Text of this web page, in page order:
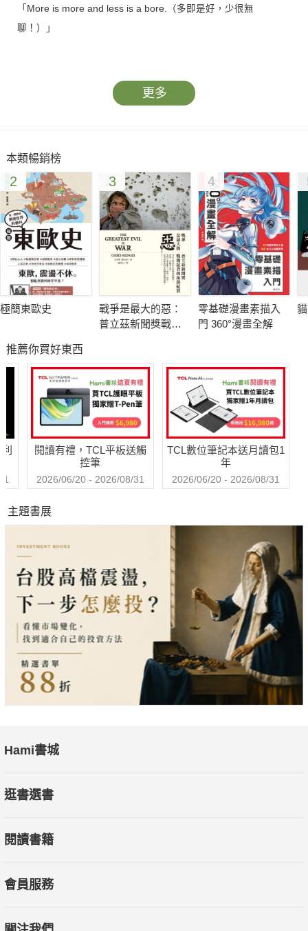
「More is more and less is a bore.（多即是好，少很無
聊！）」
──這是艾瑞絲・埃普菲爾（Iris Apfel, 1921–2024）一生的實踐
世界上最老的年輕人，在全球熱搜高度十分火紅的高齡102歲時
尚阿嬤艾瑞絲．埃普菲爾在2024年3月1日告別了人世，但她留下
來的思想與視覺遺產，使恭逢其盛世的我輩深獲啟發且受益無
窮。她對時尚那種鮮明果敢無畏的詮釋深植你我心中，見過一次
永生難忘。
傳世之書寫作計畫。
本書收錄超過三百張私人照片，以及來自舊世界織工檔案匣從未
公開過的美麗布料。艾瑞絲那令人讚嘆的充沛精力躍然紙上，娓
娓道來她的創意作品、冒險經歷，以及她那堅定不移的信念：色
彩與創意是美好人生不可或缺的元素。
本書集萃艾瑞絲人生哲學精鑰，分享這位永恆時尚明星為何隨年
紀增加，從不被潮流擊退，反而更受歡迎，始終走在時代尖端的
祕密！──她做到了凡人你我無法做到的境界：忠於做自己！以六
大主題揭示她的時尚觀與人生哲學，結合繽紛視覺設計與生動敘
述，描繪她如何透過色彩、圖案與材質表達自我，並闡述風格背
後的深層價值──穿衣是一種自我理解與世界溝通的方式。
這不僅是一本風格誌，更是一則激勵人心的生命故事，鼓舞讀者
我能否活出獨一無二的自己？我，能否也成為經典？
彩、大膽的穿搭，既時髦又新鮮，炸表的意想不到，瘋狂到令人
更多
本類暢銷榜
2
極簡東歐史
3
戰爭是最大的惡：
普立茲新聞獎戰地
4
零基礎漫畫素描入
門 360°漫畫全解
推薦你買好東西
閱讀有禮，TCL平板送觸
控筆
2026/06/20 - 2026/08/31
TCL數位筆記本送月讀包1
年
2026/06/20 - 2026/08/31
主題書展
Hami書城
逛書選書
閱讀書籍
會員服務